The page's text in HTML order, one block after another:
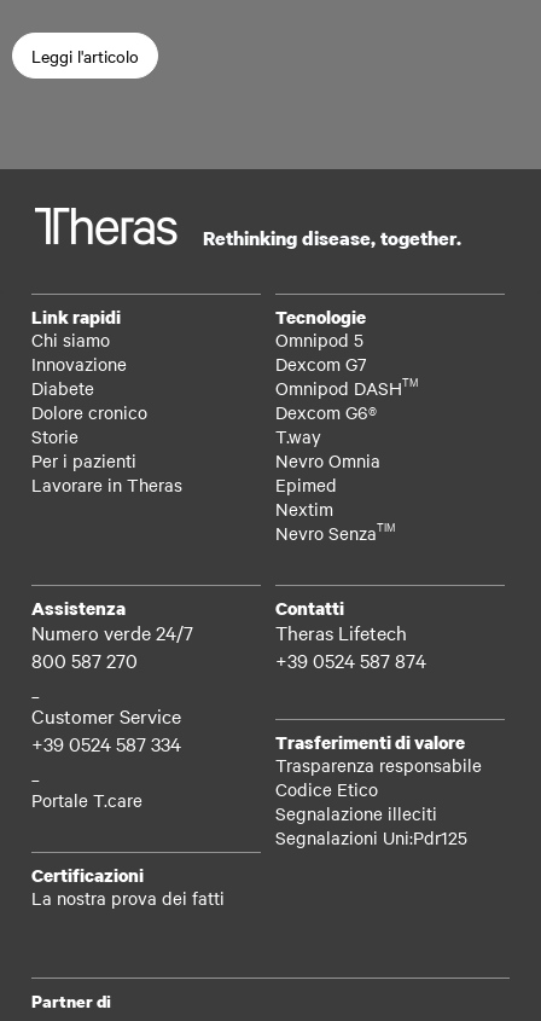
Leggi l'articolo
Rethinking disease, together.
Link rapidi
Chi siamo
Innovazione
Diabete
Dolore cronico
Storie
Per i pazienti
Lavorare in Theras
Tecnologie
Omnipod 5
Dexcom G7
Omnipod DASHTM
Dexcom G6®
T.way
Nevro Omnia
Epimed
Nextim
Nevro SenzaTIM
Assistenza
Numero verde 24/7
800 587 270
Customer Service
+39 0524 587 334
Portale T.care
Contatti
Theras Lifetech
+39 0524 587 874
Certificazioni
La nostra prova dei fatti
Trasferimenti di valore
Trasparenza responsabile
Codice Etico
Segnalazione illeciti
Segnalazioni Uni:Pdr125
Partner di